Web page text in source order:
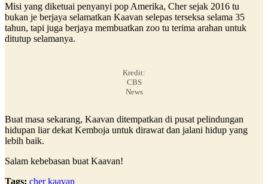
Misi yang diketuai penyanyi pop Amerika, Cher sejak 2016 tu
bukan je berjaya selamatkan Kaavan selepas terseksa selama 35
tahun, tapi juga berjaya membuatkan zoo tu terima arahan untuk
ditutup selamanya.
Kredit:
CBS
News
Buat masa sekarang, Kaavan ditempatkan di pusat pelindungan
hidupan liar dekat Kemboja untuk dirawat dan jalani hidup yang
lebih baik.
Salam kebebasan buat Kaavan!
Tags: cher kaavan